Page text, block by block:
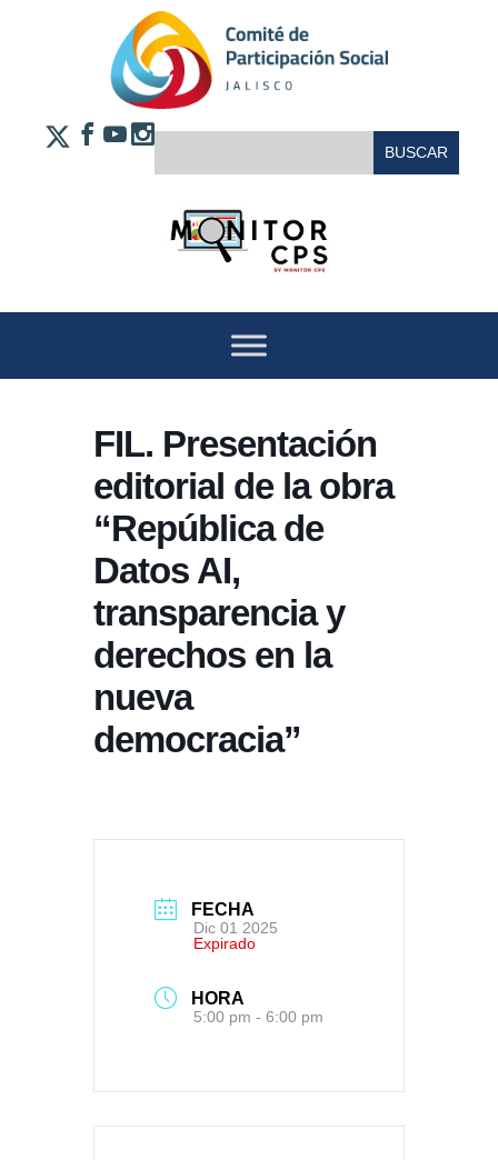
FIL. Presentación
editorial de la obra
“República de
Datos AI,
transparencia y
derechos en la
nueva
democracia”
FECHA
Dic 01 2025
Expirado
HORA
5:00 pm - 6:00 pm